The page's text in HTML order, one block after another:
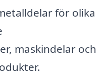
för olika
maskindelar och